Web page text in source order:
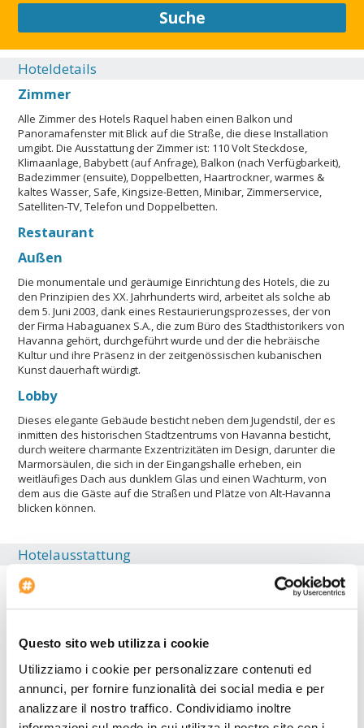
Questo sito web utilizza i cookie
Utilizziamo i cookie per personalizzare contenuti ed
annunci, per fornire funzionalità dei social media e per
analizzare il nostro traffico. Condividiamo inoltre
Suche
Hoteldetails
Zimmer
Alle Zimmer des Hotels Raquel haben einen Balkon und
Panoramafenster mit Blick auf die Straße, die diese Installation
umgibt. Die Ausstattung der Zimmer ist: 110 Volt Steckdose,
Klimaanlage, Babybett (auf Anfrage), Balkon (nach Verfügbarkeit),
Badezimmer (ensuite), Doppelbetten, Haartrockner, warmes &
kaltes Wasser, Safe, Kingsize-Betten, Minibar, Zimmerservice,
Satelliten-TV, Telefon und Doppelbetten.
Restaurant
Außen
Die monumentale und geräumige Einrichtung des Hotels, die zu
den Prinzipien des XX. Jahrhunderts wird, arbeitet als solche ab
dem 5. Juni 2003, dank eines Restaurierungsprozesses, der von
der Firma Habaguanex S.A., die zum Büro des Stadthistorikers von
Havanna gehört, durchgeführt wurde und der die hebräische
Kultur und ihre Präsenz in der zeitgenössischen kubanischen
Kunst dauerhaft würdigt.
Lobby
Dieses elegante Gebäude besticht neben dem Jugendstil, der es
inmitten des historischen Stadtzentrums von Havanna besticht,
durch weitere charmante Exzentrizitäten im Design, darunter die
Marmorsäulen, die sich in der Eingangshalle erheben, ein
weitläufiges Dach aus dunklem Glas und einen Wachturm, von
dem aus die Gäste auf die Straßen und Plätze von Alt-Havanna
blicken können.
Hotelausstattung
Fitnesscenter
Beginn des Check-in: 12:00
Autovermietung